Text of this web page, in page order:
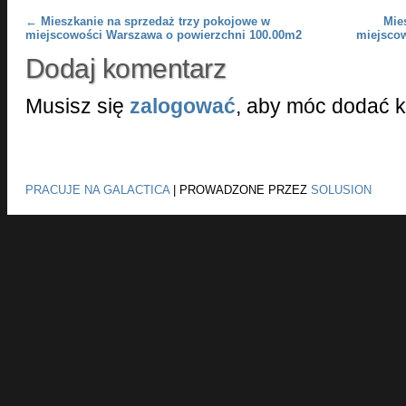
Post navigation
← Mieszkanie na sprzedaż trzy pokojowe w
miejscowości Warszawa o powierzchni 100.00m2
Dodaj komentarz
Musisz się zalogować, aby móc dodać
PRACUJE NA GALACTICA| PROWADZONE PRZEZ SOLUSION